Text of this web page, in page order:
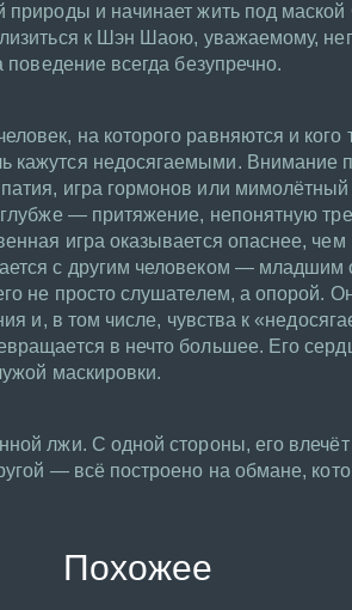
природы и начинает жить под маской
к Шэн Шаою, уважаемому,
всегда безупречно.
на которого равняются и кого
кажутся недосягаемыми. Внимание
игра гормонов или
— притяжение, непонятную
игра оказывается опаснее,
с другим человеком — младшим
не просто слушателем, а опорой.
и, в том числе, чувства к
в нечто большее. Его
маскировки.
лжи. С одной стороны, его
— всё построено на обмане,
Похожее